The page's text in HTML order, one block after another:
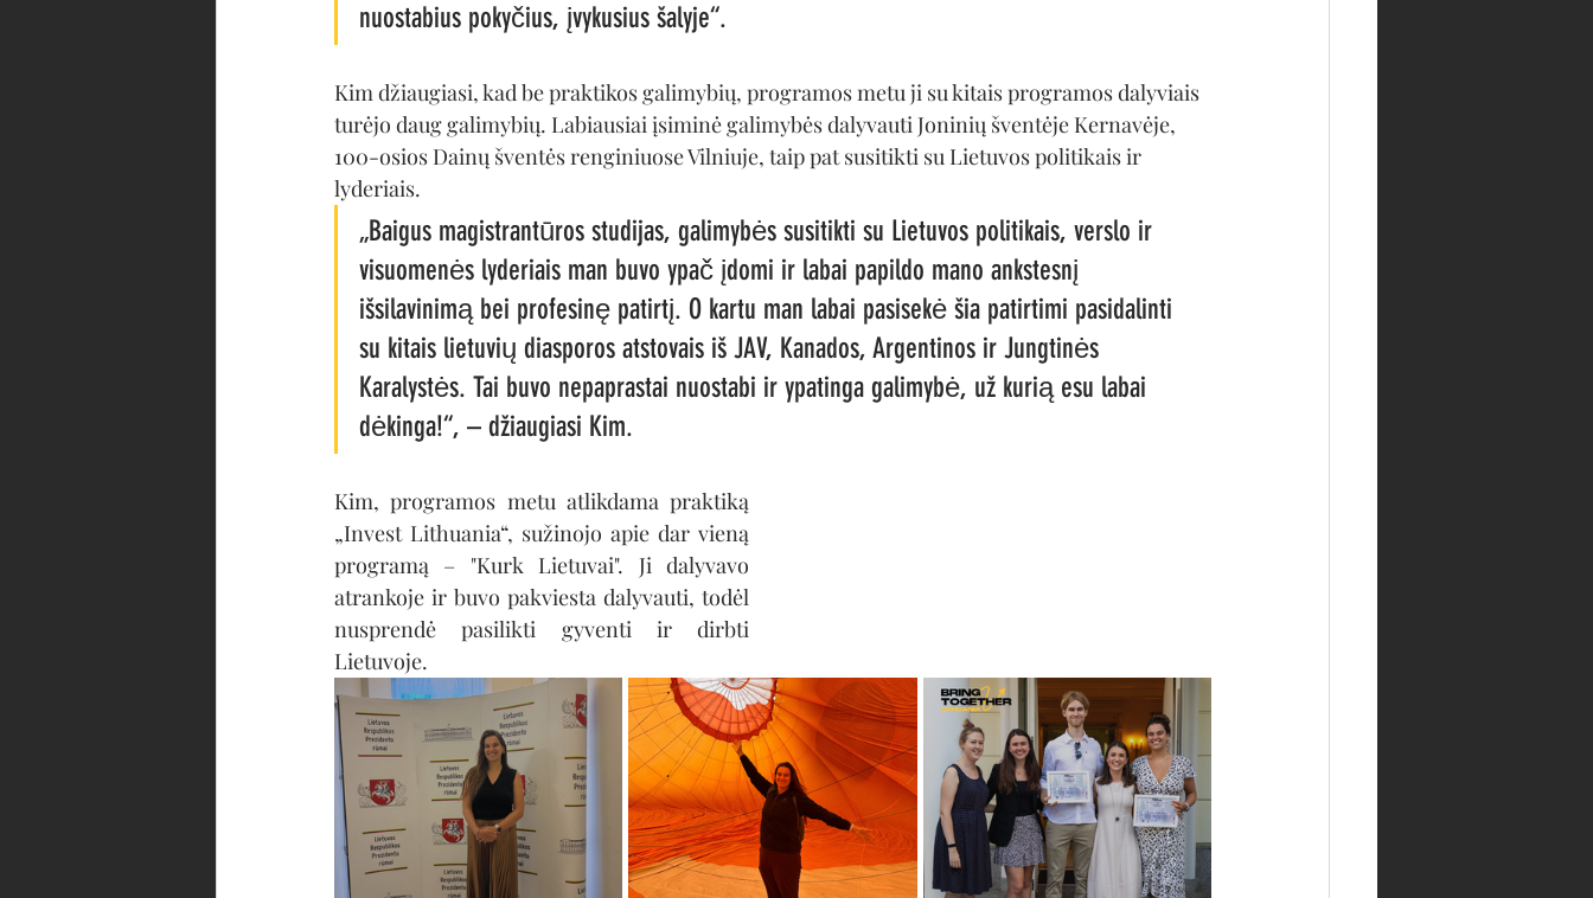
nuostabius pokyčius, įvykusius šalyje“.
Kim džiaugiasi, kad be praktikos galimybių, programos metu ji su kitais programos dalyviais
turėjo daug galimybių. Labiausiai įsiminė galimybės dalyvauti Joninių šventėje Kernavėje,
100-osios Dainų šventės renginiuose Vilniuje, taip pat susitikti su Lietuvos politikais ir
lyderiais.
„Baigus magistrantūros studijas, galimybės susitikti su Lietuvos politikais, verslo ir
visuomenės lyderiais man buvo ypač įdomi ir labai papildo mano ankstesnį
išsilavinimą bei profesinę patirtį. O kartu man labai pasisekė šia patirtimi pasidalinti
su kitais lietuvių diasporos atstovais iš JAV, Kanados, Argentinos ir Jungtinės
Karalystės. Tai buvo nepaprastai nuostabi ir ypatinga galimybė, už kurią esu labai
dėkinga!“, – džiaugiasi Kim.
Kim, programos metu atlikdama praktiką
„Invest Lithuania“, sužinojo apie dar vieną
programą – "Kurk Lietuvai". Ji dalyvavo
atrankoje ir buvo pakviesta dalyvauti, todėl
nusprendė pasilikti gyventi ir dirbti
Lietuvoje.